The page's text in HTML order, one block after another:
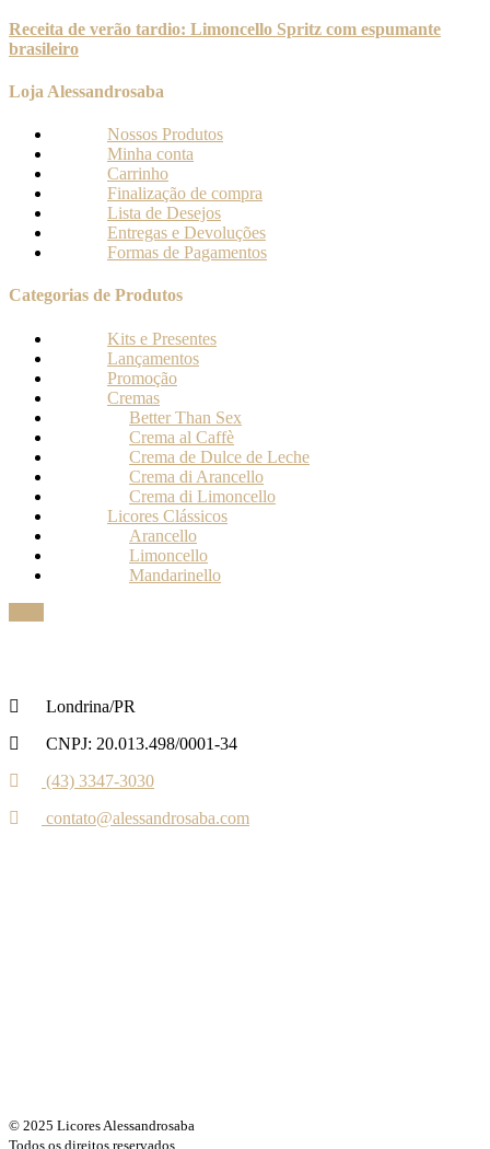
Receita de verão tardio: Limoncello Spritz com espumante
brasileiro
Loja Alessandrosaba
Nossos Produtos
Minha conta
Carrinho
Finalização de compra
Lista de Desejos
Entregas e Devoluções
Formas de Pagamentos
Categorias de Produtos
Kits e Presentes
Lançamentos
Promoção
Cremas
Better Than Sex
Crema al Caffè
Crema de Dulce de Leche
Crema di Arancello
Crema di Limoncello
Licores Clássicos
Arancello
Limoncello
Mandarinello
Londrina/PR
CNPJ: 20.013.498/0001-34
(43) 3347-3030‬‬
contato@alessandrosaba.com
© 2025 Licores Alessandrosaba
Todos os direitos reservados